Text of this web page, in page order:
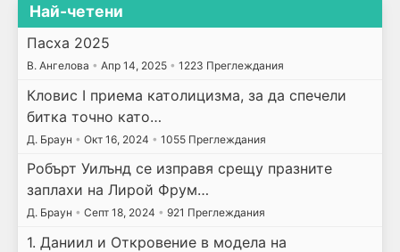
Най-четени
Пасха 2025
В. Ангелова • Апр 14, 2025 • 1223 Преглеждания
Кловис I приема католицизма, за да спечели
битка точно като…
Д. Браун • Окт 16, 2024 • 1055 Преглеждания
Робърт Уилънд се изправя срещу празните
заплахи на Лирой Фрум…
Д. Браун • Септ 18, 2024 • 921 Преглеждания
1. Даниил и Откровение в модела на